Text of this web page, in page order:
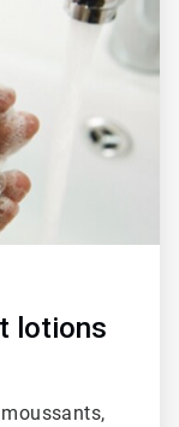
lotions